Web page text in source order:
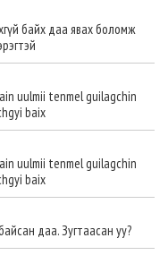
байх даа явах боломж
uulmii tenmel guilagchin
baix
uulmii tenmel guilagchin
baix
даа. Зугтаасан уу?